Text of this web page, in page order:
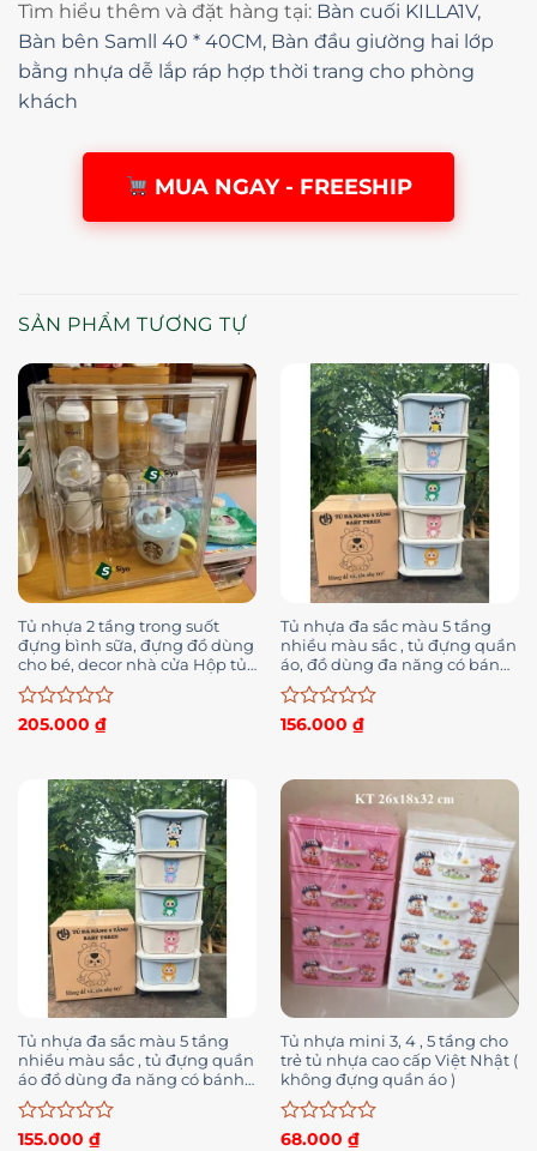
Tìm hiểu thêm và đặt hàng tại: Bàn cuối KILLA1V,
Bàn bên Samll 40 * 40CM, Bàn đầu giường hai lớp
bằng nhựa dễ lắp ráp hợp thời trang cho phòng
khách
MUA NGAY - FREESHIP
SẢN PHẨM TƯƠNG TỰ
Tủ nhựa 2 tầng trong suốt
đựng bình sữa, đựng đồ dùng
cho bé, decor nhà cửa Hộp tủ
đựng bình sữa
Được
205.000 ₫
Tủ nhựa đa sắc màu 5 tầng
nhiều màu sắc , tủ đựng quần
áo, đồ dùng đa năng có bánh
xe
Được
0
sao
156.000 ₫
Tủ nhựa đa sắc màu 5 tầng
nhiều màu sắc , tủ đựng quần
áo đồ dùng đa năng có bánh
xe
Được
155.000 ₫
Tủ nhựa mini 3, 4 , 5 tầng cho
trẻ tủ nhựa cao cấp Việt Nhật (
không đựng quần áo )
Được
68.000 ₫